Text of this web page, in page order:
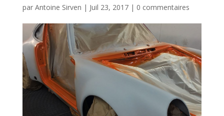
par Antoine Sirven | Juil 23, 2017| 0 commentaires